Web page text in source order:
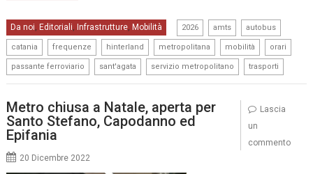
Da noi, Editoriali, Infrastrutture, Mobilità 2026 amts autobus
catania frequenze hinterland metropolitana mobilità orari
passante ferroviario sant'agata servizio metropolitano trasporti
Metro chiusa a Natale, aperta per
Santo Stefano, Capodanno ed
Epifania
20 Dicembre 2022
Lascia
un
commento